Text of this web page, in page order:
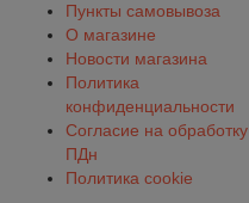
Пункты самовывоза
О магазине
Новости магазина
Политика
конфиденциальности
Согласие на обработку
ПДн
Политика cookie